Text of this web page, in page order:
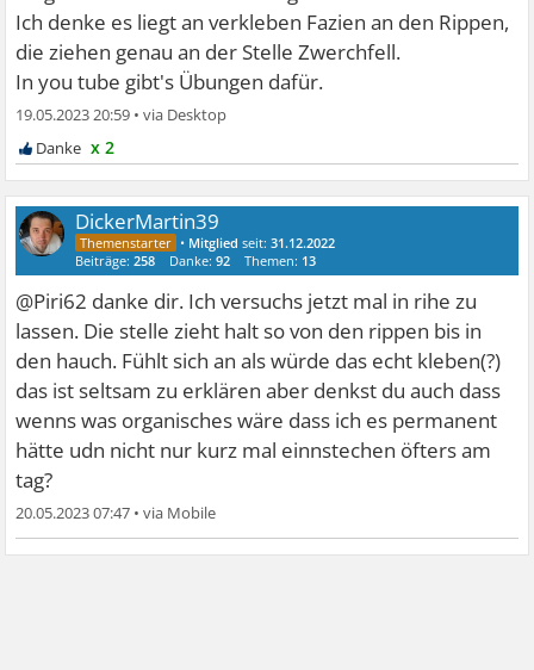
Ich denke es liegt an verkleben Fazien an den Rippen,
die ziehen genau an der Stelle Zwerchfell.
In you tube gibt's Übungen dafür.
19.05.2023 20:59 •
x 2
DickerMartin39
• Mitglied seit:31.12.2022
Beiträge:258 Danke:92 Themen: 13
@Piri62 danke dir. Ich versuchs jetzt mal in rihe zu
lassen. Die stelle zieht halt so von den rippen bis in
den hauch. Fühlt sich an als würde das echt kleben(?)
das ist seltsam zu erklären aber denkst du auch dass
wenns was organisches wäre dass ich es permanent
hätte udn nicht nur kurz mal einnstechen öfters am
tag?
20.05.2023 07:47 •